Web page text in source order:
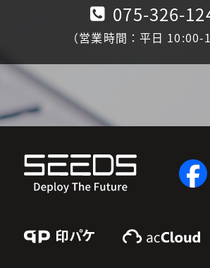
075-326-
（営業時間：平日 10:00-
Print Pkg